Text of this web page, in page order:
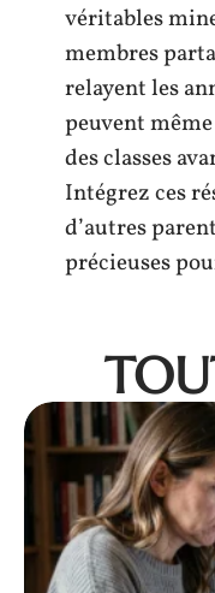
véritables
membres
relayent les
peuvent
des classes
Intégrez ces
d’autres
précieuses